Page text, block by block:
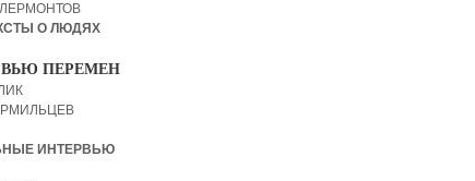
ЛЕРМОНТОВ
О ЛЮДЯХ
ПЕРЕМЕН
ИНТЕРВЬЮ